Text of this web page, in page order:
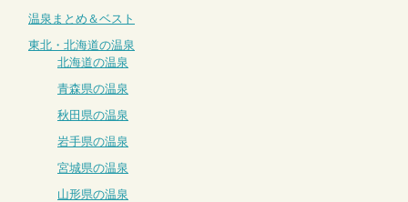
温泉まとめ＆ベスト
東北・北海道の温泉
北海道の温泉
青森県の温泉
秋田県の温泉
岩手県の温泉
宮城県の温泉
山形県の温泉